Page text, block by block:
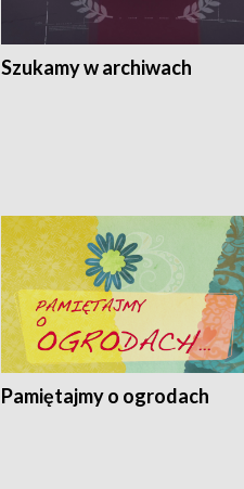
Szukamy w archiwach
Pamiętajmy o ogrodach